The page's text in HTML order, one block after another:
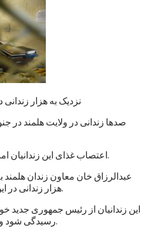
نزدیک به هزار
صدها زندانی در ولایت هلمند در
اعتصاب غذای این زندانیان امروز وارد چهارمین روزش شد.
عبدالرزاق خان معاون زندان
هزار زندانی در این زندان اعتصاب غذایی کردند.
این زندانیان از رئیس جمهوری جدید
رسیدگی شود و در مجازات شان تخفیف بیاید.